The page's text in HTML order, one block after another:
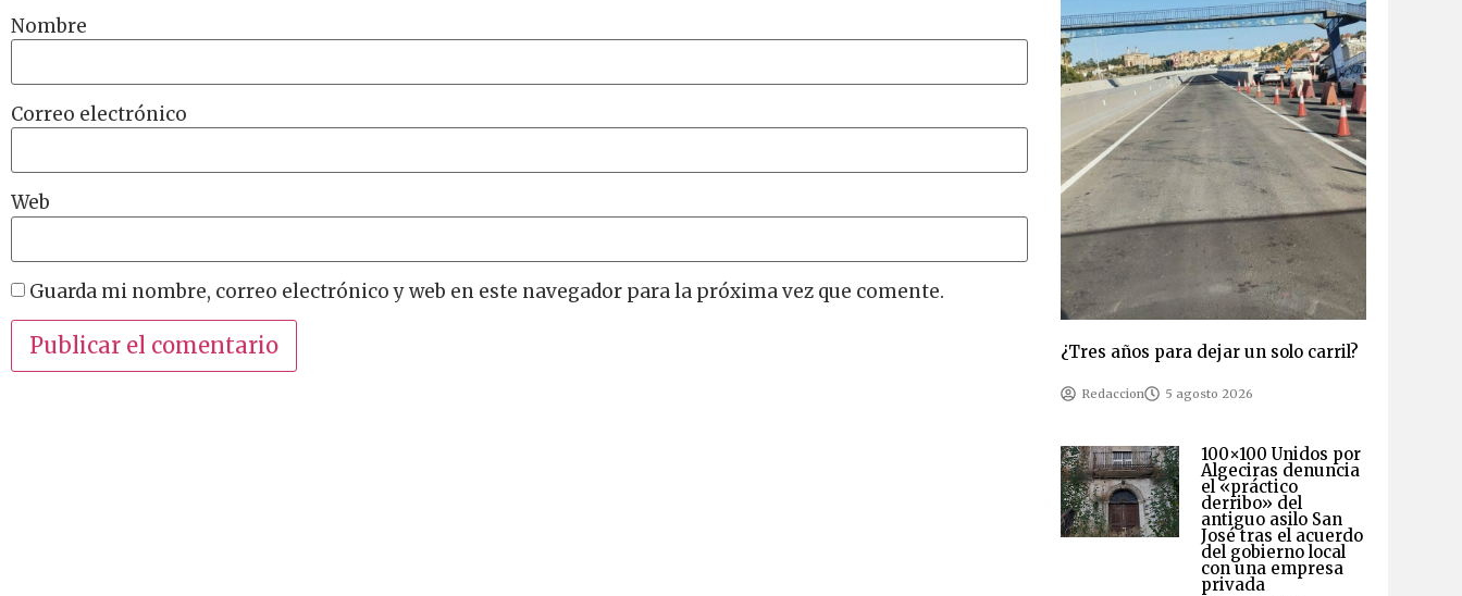
Nombre
Correo electrónico
Web
Guarda mi nombre, correo electrónico y web en este navegador para la próxima vez que comente.
¿Tres años para dejar un solo carril?
Redaccion 5 agosto 2026
100×100 Unidos por
Algeciras denuncia
el «práctico
derribo» del
antiguo asilo San
José tras el acuerdo
del gobierno local
con una empresa
privada